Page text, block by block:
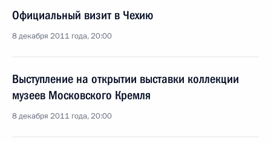
Официальный визит в Чехию
8 декабря 2011 года, 20:00
Выступление на открытии выставки коллекции
музеев Московского Кремля
8 декабря 2011 года, 20:00